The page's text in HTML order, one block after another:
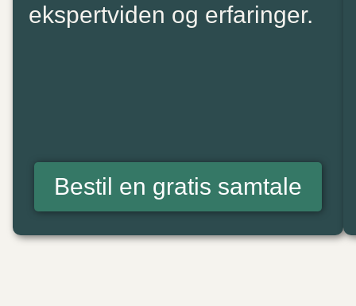
ekspertviden og erfaringer.
Bestil en gratis samtale